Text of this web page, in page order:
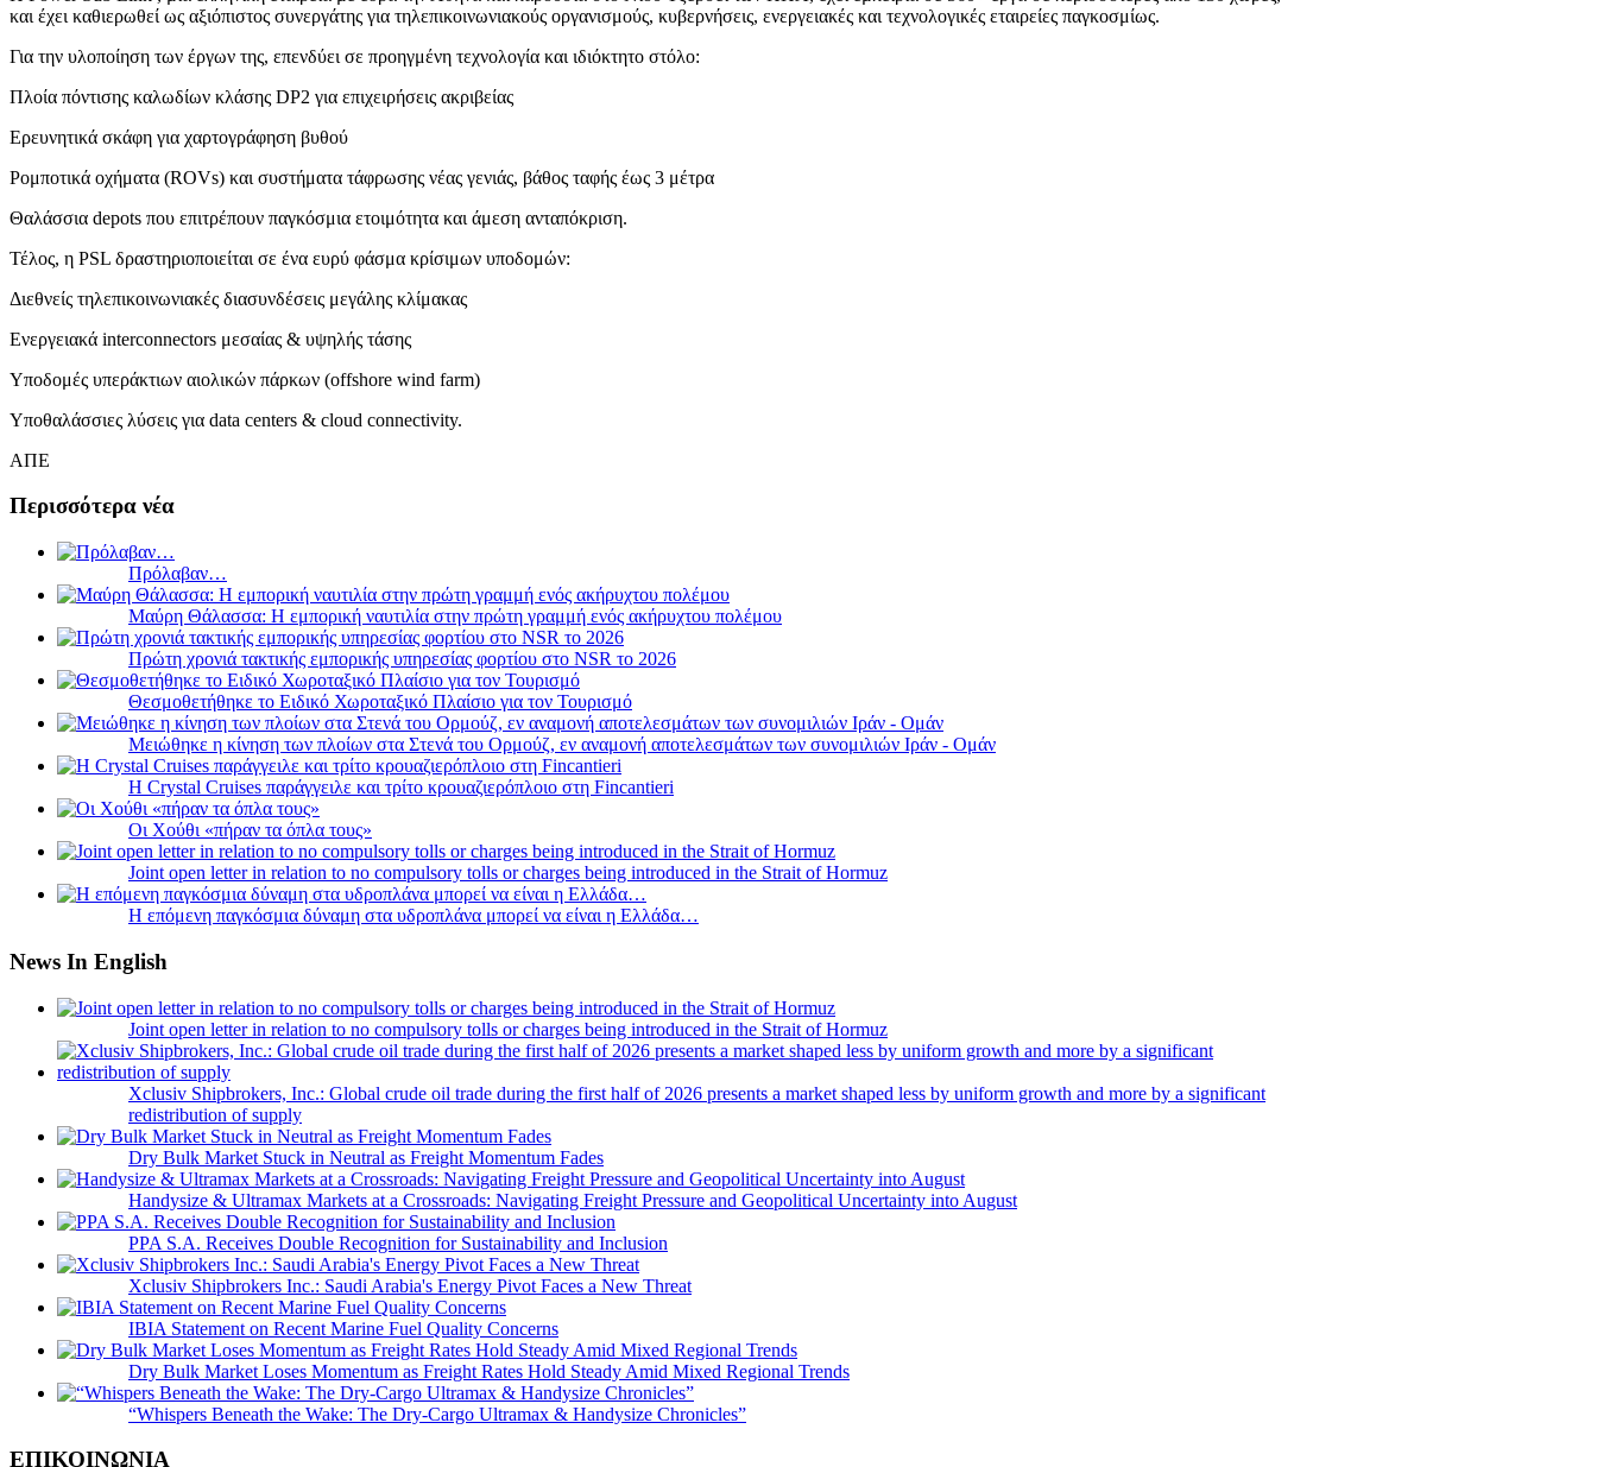
και έχει καθιερωθεί ως αξιόπιστος συνεργάτης για τηλεπικοινωνιακούς οργανισμούς, κυβερνήσεις, ενεργειακές και τεχνολογικές εταιρείες παγκοσμίως.
Για την υλοποίηση των έργων της, επενδύει σε προηγμένη τεχνολογία και ιδιόκτητο στόλο:
Πλοία πόντισης καλωδίων κλάσης DP2 για επιχειρήσεις ακριβείας
Ερευνητικά σκάφη για χαρτογράφηση βυθού
Ρομποτικά οχήματα (ROVs) και συστήματα τάφρωσης νέας γενιάς, βάθος ταφής έως 3 μέτρα
Θαλάσσια depots που επιτρέπουν παγκόσμια ετοιμότητα και άμεση ανταπόκριση.
Τέλος, η PSL δραστηριοποιείται σε ένα ευρύ φάσμα κρίσιμων υποδομών:
Διεθνείς τηλεπικοινωνιακές διασυνδέσεις μεγάλης κλίμακας
Ενεργειακά interconnectors μεσαίας & υψηλής τάσης
Υποδομές υπεράκτιων αιολικών πάρκων (offshore wind farm)
Υποθαλάσσιες λύσεις για data centers & cloud connectivity.
ΑΠΕ
Περισσότερα νέα
Πρόλαβαν…
Μαύρη Θάλασσα: Η εμπορική ναυτιλία στην πρώτη γραμμή ενός ακήρυχτου πολέμου
Πρώτη χρονιά τακτικής εμπορικής υπηρεσίας φορτίου στο NSR το 2026
Θεσμοθετήθηκε το Ειδικό Χωροταξικό Πλαίσιο για τον Τουρισμό
Μειώθηκε η κίνηση των πλοίων στα Στενά του Ορμούζ, εν αναμονή αποτελεσμάτων των συνομιλιών Ιράν - Ομάν
Η Crystal Cruises παράγγειλε και τρίτο κρουαζιερόπλοιο στη Fincantieri
Οι Χούθι «πήραν τα όπλα τους»
Joint open letter in relation to no compulsory tolls or charges being introduced in the Strait of Hormuz
Η επόμενη παγκόσμια δύναμη στα υδροπλάνα μπορεί να είναι η Ελλάδα…
News In English
Joint open letter in relation to no compulsory tolls or charges being introduced in the Strait of Hormuz
Xclusiv Shipbrokers, Inc.: Global crude oil trade during the first half of 2026 presents a market shaped less by uniform growth and more by a significant
redistribution of supply
Dry Bulk Market Stuck in Neutral as Freight Momentum Fades
Handysize & Ultramax Markets at a Crossroads: Navigating Freight Pressure and Geopolitical Uncertainty into August
PPA S.A. Receives Double Recognition for Sustainability and Inclusion
Xclusiv Shipbrokers Inc.: Saudi Arabia's Energy Pivot Faces a New Threat
IBIA Statement on Recent Marine Fuel Quality Concerns
Dry Bulk Market Loses Momentum as Freight Rates Hold Steady Amid Mixed Regional Trends
“Whispers Beneath the Wake: The Dry‑Cargo Ultramax & Handysize Chronicles”
ΕΠΙΚΟΙΝΩΝΙΑ